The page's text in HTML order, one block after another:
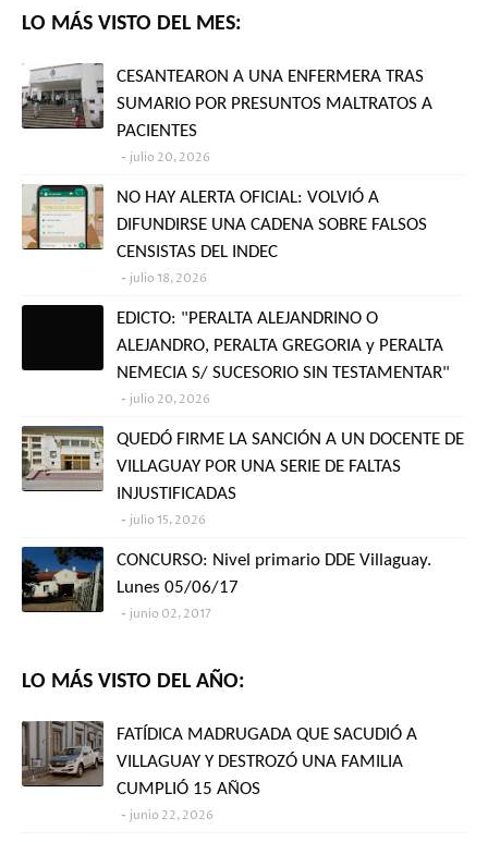
LO MÁS VISTO DEL MES:
CESANTEARON A UNA ENFERMERA TRAS
SUMARIO POR PRESUNTOS MALTRATOS A
PACIENTES
julio 20, 2026
NO HAY ALERTA OFICIAL: VOLVIÓ A
DIFUNDIRSE UNA CADENA SOBRE FALSOS
CENSISTAS DEL INDEC
julio 18, 2026
EDICTO: "PERALTA ALEJANDRINO O
ALEJANDRO, PERALTA GREGORIA y PERALTA
NEMECIA S/ SUCESORIO SIN TESTAMENTAR"
julio 20, 2026
QUEDÓ FIRME LA SANCIÓN A UN DOCENTE DE
VILLAGUAY POR UNA SERIE DE FALTAS
INJUSTIFICADAS
julio 15, 2026
CONCURSO: Nivel primario DDE Villaguay.
Lunes 05/06/17
junio 02, 2017
LO MÁS VISTO DEL AÑO:
FATÍDICA MADRUGADA QUE SACUDIÓ A
VILLAGUAY Y DESTROZÓ UNA FAMILIA
CUMPLIÓ 15 AÑOS
junio 22, 2026